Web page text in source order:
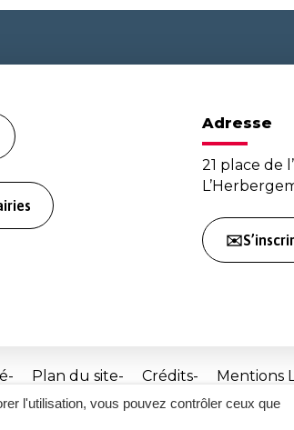
l'utilisation, vous pouvez contrôler ceux que
Adresse
21 place de
Plan du site Crédits Mentions